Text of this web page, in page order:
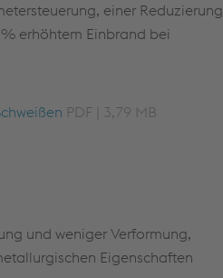
einer Reduzierung
erhöhtem Einbrand bei
PDF | 3,79 MB
und weniger Verformung,
Eigenschaften